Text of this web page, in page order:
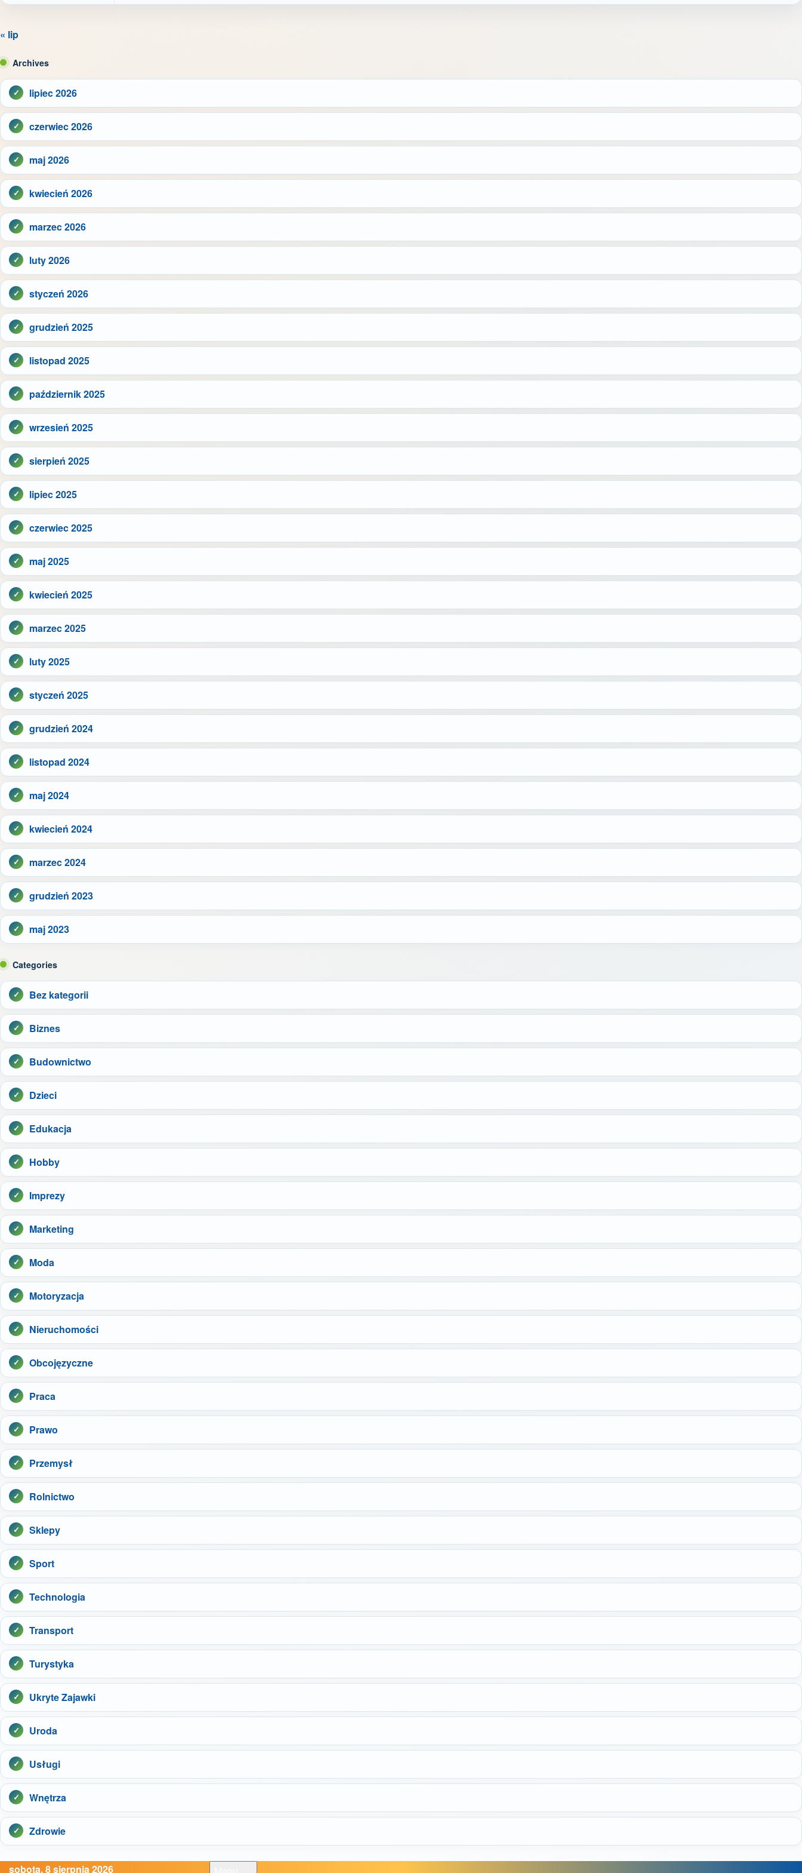
« lip
Archives
lipiec 2026
czerwiec 2026
maj 2026
kwiecień 2026
marzec 2026
luty 2026
styczeń 2026
grudzień 2025
listopad 2025
październik 2025
wrzesień 2025
sierpień 2025
lipiec 2025
czerwiec 2025
maj 2025
kwiecień 2025
marzec 2025
luty 2025
styczeń 2025
grudzień 2024
listopad 2024
maj 2024
kwiecień 2024
marzec 2024
grudzień 2023
maj 2023
Categories
Bez kategorii
Biznes
Budownictwo
Dzieci
Edukacja
Hobby
Imprezy
Marketing
Moda
Motoryzacja
Nieruchomości
Obcojęzyczne
Praca
Prawo
Przemysł
Rolnictwo
Sklepy
Sport
Technologia
Transport
Turystyka
Ukryte Zajawki
Uroda
Usługi
Wnętrza
Zdrowie
sobota, 8 sierpnia 2026